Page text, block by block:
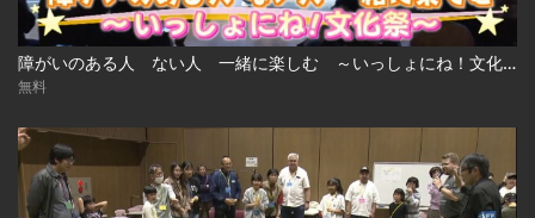
障がいのある人 ない人 一緒に楽しむ ～いっしょにね！文化祭～
無料